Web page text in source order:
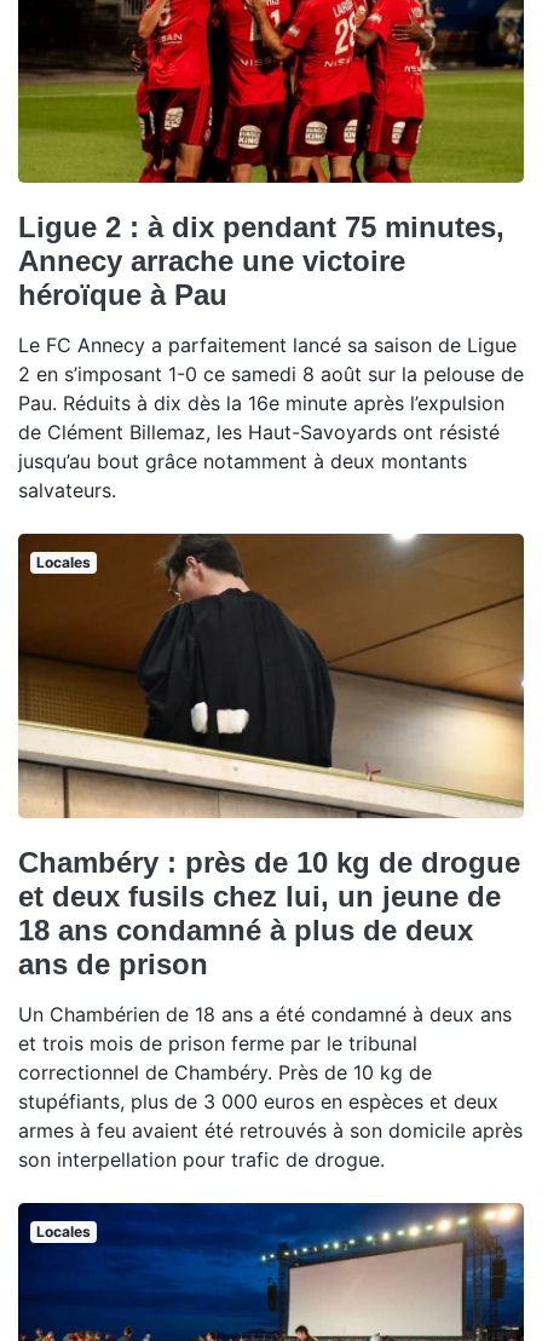
Ligue 2 : à dix pendant 75 minutes,
Annecy arrache une victoire
héroïque à Pau
Le FC Annecy a parfaitement lancé sa saison de Ligue
2 en s’imposant 1-0 ce samedi 8 août sur la pelouse de
Pau. Réduits à dix dès la 16e minute après l’expulsion
de Clément Billemaz, les Haut-Savoyards ont résisté
jusqu’au bout grâce notamment à deux montants
salvateurs.
Locales
Chambéry : près de 10 kg de drogue
et deux fusils chez lui, un jeune de
18 ans condamné à plus de deux
ans de prison
Un Chambérien de 18 ans a été condamné à deux ans
et trois mois de prison ferme par le tribunal
correctionnel de Chambéry. Près de 10 kg de
stupéfiants, plus de 3 000 euros en espèces et deux
armes à feu avaient été retrouvés à son domicile après
son interpellation pour trafic de drogue.
Locales